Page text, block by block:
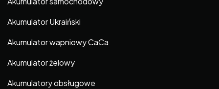
Akumulator Ukraiński
Akumulator wapniowy CaCa
Akumulator żelowy
Akumulatory obsługowe